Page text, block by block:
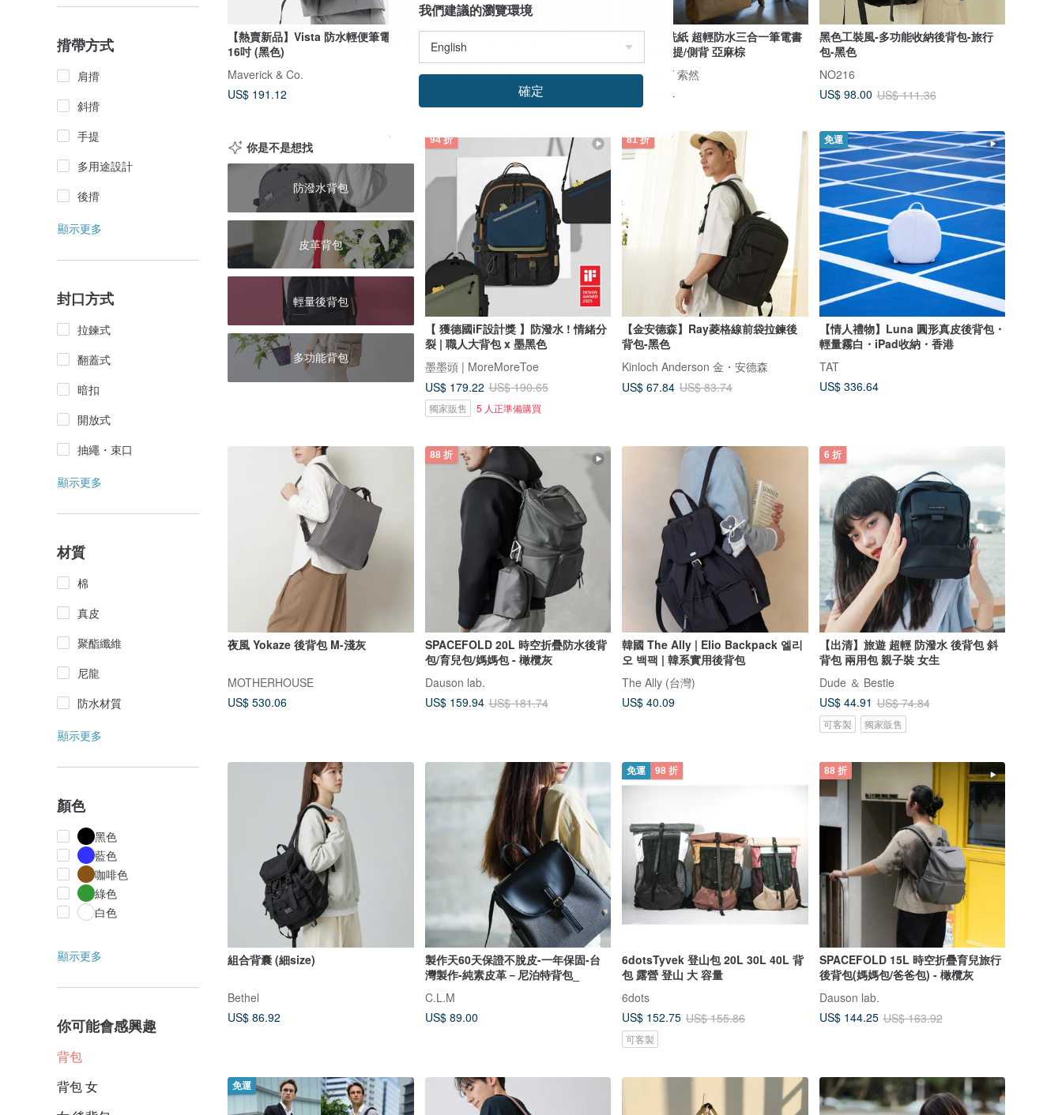
揹帶方式
肩揹
斜揹
手提
多用途設計
後揹
顯示更多
封口方式
拉鍊式
翻蓋式
暗扣
開放式
抽繩・束口
顯示更多
材質
棉
真皮
聚酯纖維
尼龍
防水材質
顯示更多
顏色
黑色
藍色
咖啡色
綠色
白色
顯示更多
你可能會感興趣
背包
背包 女
【熱賣新品】Vista 防水輕便筆電背包
16吋 (黑色)
Maverick & Co.
US$ 191.12
Dual-Core 雙核 後背包-米灰
MOTHERHOUSE
環保可水洗紙 超輕防水三合一筆電書
包 雙肩/手提/側背 亞麻棕
SOLUCKY 索然
US$ 60.44
黑色工裝風-多功能收納後背包-旅行
包-黑色
NO216
US$ 98.00 US$ 111.36
你是不是想找
防潑水背包
皮革背包
輕量後背包
多功能背包
94 折
【 獲德國iF設計獎 】防潑水 ! 情緒分
裂 | 職人大背包 x 墨黑色
墨墨頭 | MoreMoreToe
US$ 179.22 US$ 190.65
獨家販售 5 人正準備購買
81 折
【金安德森】Ray菱格線前袋拉鍊後
背包-黑色
Kinloch Anderson 金・安德森
US$ 67.84 US$ 83.74
免運
【情人禮物】Luna 圓形真皮後背包・
輕量霧白・iPad收納・香港
TAT
US$ 336.64
夜風 Yokaze 後背包 M-淺灰
MOTHERHOUSE
US$ 530.06
88 折
SPACEFOLD 20L 時空折疊防水後背
包/育兒包/媽媽包 - 橄欖灰
Dauson lab.
US$ 159.94 US$ 181.74
韓國 The Ally | Elio Backpack 엘리
오 백팩 | 韓系實用後背包
The Ally (台灣)
US$ 40.09
6 折
【出清】旅遊 超輕 防潑水 後背包 斜
背包 兩用包 親子裝 女生
Dude ＆ Bestie
US$ 44.91 US$ 74.84
可客製 獨家販售
組合背囊 (細size)
Bethel
US$ 86.92
製作天60天保證不脫皮-一年保固-台
灣製作-純素皮革－尼泊特背包_
C.L.M
US$ 89.00
免運 98 折
6dotsTyvek 登山包 20L 30L 40L 背
包 露營 登山 大 容量
6dots
US$ 152.75 US$ 155.86
可客製
88 折
SPACEFOLD 15L 時空折疊育兒旅行
後背包(媽媽包/爸爸包) - 橄欖灰
Dauson lab.
US$ 144.25 US$ 163.92
免運
我們建議的瀏覽環境
確定